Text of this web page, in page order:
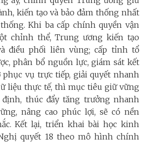
kiến tạo và bảo đảm thống nhất
Khi ba cấp chính quyền vận
chỉnh thể, Trung ương kiến tạo
điều phối liên vùng; cấp tỉnh tổ
phân bổ nguồn lực, giám sát kết
phục vụ trực tiếp, giải quyết nhanh
liệu thực tế, thì mục tiêu giữ vững
thúc đẩy tăng trưởng nhanh
nâng cao phúc lợi, sẽ có nền
Kết lại, triển khai bài học kinh
quyết 18 theo mô hình chính